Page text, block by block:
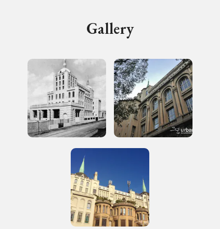
Gallery
I Luoghi del Cuore
Storico campagne in questo
luogo
I Luoghi del Cuore
2003, 2014, 2016, 2018, 2020, 2022